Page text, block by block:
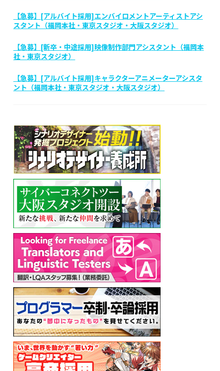
【急募】[アルバイト採用]エンバイロメントアーティストアシ
スタント（福岡本社・東京スタジオ・大阪スタジオ）
【急募】[新卒・中途採用]映像制作部門アシスタント（福岡本
社・東京スタジオ）
【急募】[アルバイト採用]キャラクターアニメーターアシスタ
ント（福岡本社・東京スタジオ・大阪スタジオ）